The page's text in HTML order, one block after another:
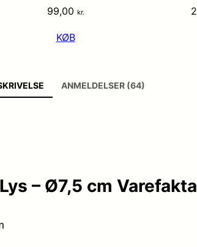
99,00 kr.
KØB
ANMELDELSER (64)
– Ø7,5 cm Varefakta